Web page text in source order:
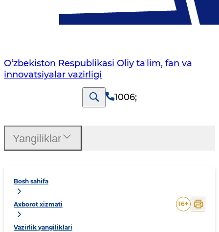
O‘zbekiston Respublikasi Oliy taʼlim, fan va
innovatsiyalar vazirligi
1006;
Bosh sahifa
Axborot xizmati
Vazirlik yangiliklari
16+
Yangiliklar